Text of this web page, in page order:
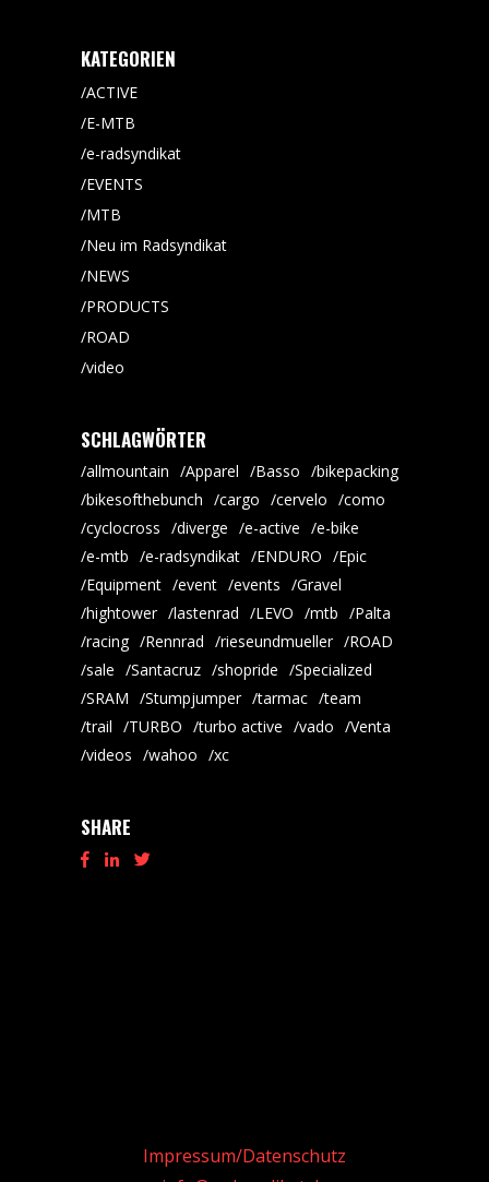
KATEGORIEN
ACTIVE
E-MTB
e-radsyndikat
EVENTS
MTB
Neu im Radsyndikat
NEWS
PRODUCTS
ROAD
video
SCHLAGWÖRTER
allmountain Apparel Basso
bikepacking
bikesofthebunch
cargo cervelo
como
cyclocross
diverge e-active
e-bike
e-mtb
e-radsyndikat ENDURO
Epic
Equipment
event events
Gravel
hightower
lastenrad LEVO mtb
Palta
racing
Rennrad rieseundmueller
ROAD
sale
Santacruz shopride
Specialized
SRAM
Stumpjumper tarmac
team
trail
TURBO turbo active vado
Venta
videos
wahoo xc
SHARE
Impressum/Datenschutz